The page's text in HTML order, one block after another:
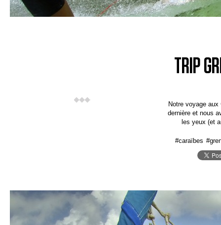
TRIP
Notre voyage aux
dernière et nous
les yeux (et
#caraïbes